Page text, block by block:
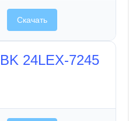
Скачать
24LEX-7245